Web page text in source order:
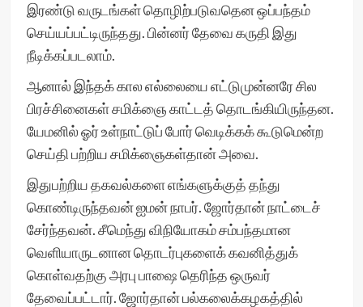
இரண்டு வருடங்கள் தொழிற்படுவதென ஒப்பந்தம்
செய்யப்பட்டிருந்தது. பின்னர் தேவை கருதி இது
நீடிக்கப்படலாம்.
ஆனால் இந்தக் கால எல்லையை எட்டுமுன்னரே சில
பிரச்சினைகள் சமிக்ஞை காட்டத் தொடங்கியிருந்தன.
யேமனில் ஓர் உள்நாட்டுப் போர் வெடிக்கக் கூடுமென்ற
செய்தி பற்றிய சமிக்ஞைகள்தான் அவை.
இதுபற்றிய தகவல்களை எங்களுக்குத் தந்து
கொண்டிருந்தவன் ஐமன் நாபர். ஜோர்தான் நாட்டைச்
சேர்ந்தவன். சீமெந்து விநியோகம் சம்பந்தமான
வெளியாருடனான தொடர்புகளைக் கவனித்துக்
கொள்வதற்கு அரபு பாஷை தெரிந்த ஒருவர்
தேவைப்பட்டார். ஜோர்தான் பல்கலைக்கழகத்தில்